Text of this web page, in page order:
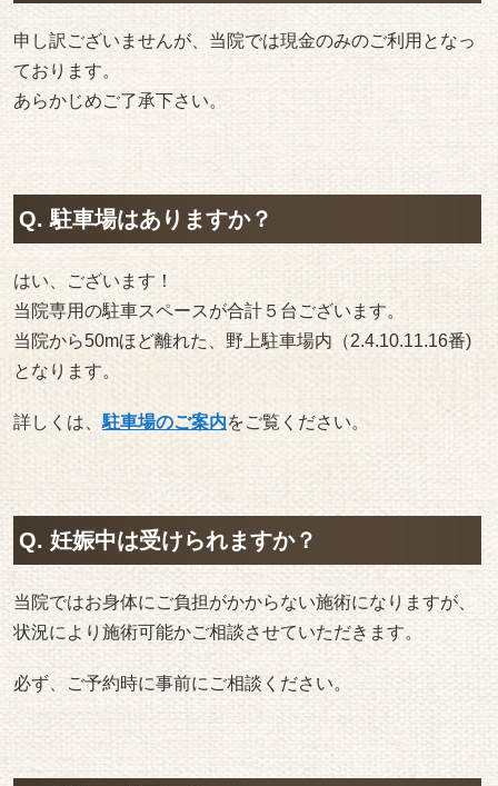
申し訳ございませんが、当院では現金のみのご利用となっ
ております。
あらかじめご了承下さい。
Q. 駐車場はありますか？
はい、ございます！
当院専用の駐車スペースが合計５台ございます。
当院から50mほど離れた、野上駐車場内（2.4.10.11.16番)
となります。
詳しくは、 駐車場のご案内をご覧ください。
Q. 妊娠中は受けられますか？
当院ではお身体にご負担がかからない施術になりますが、
状況により施術可能かご相談させていただきます。
必ず、ご予約時に事前にご相談ください。